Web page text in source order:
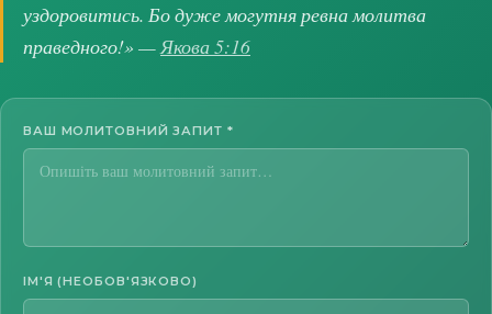
уздоровитись. Бо дуже могутня ревна молитва
праведного!» —Якова 5:16
ВАШ МОЛИТОВНИЙ ЗАПИТ *
ІМ'Я (НЕОБОВ'ЯЗКОВО)